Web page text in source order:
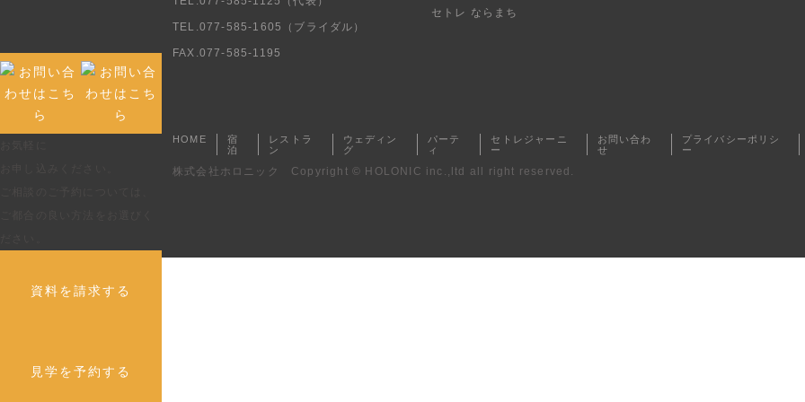
資料を請求する
見学を予約する
TEL.077-585-1605 （ブライダル）
FAX.077-585-1195
セトレ ならまち
HOME
宿
泊
レストラ
ン
ウェディン
グ
パーテ
ィ
セトレジャーニ
ー
お問い合わ
せ
プライバシーポリシ
ー
株式会社ホロニック Copyright © HOLONIC inc.,ltd all right reserved.